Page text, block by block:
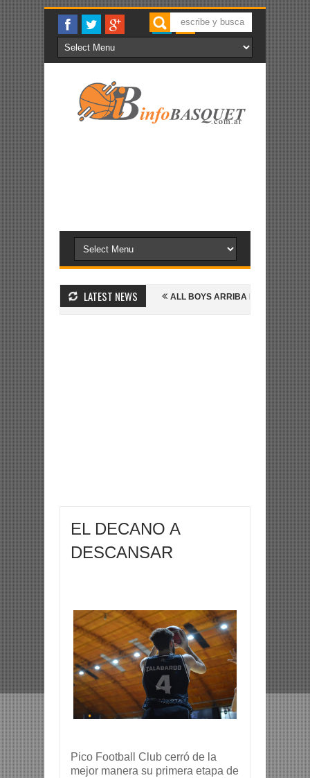
LATEST NEWS
ALL BOYS GANA Y SIGUE ALL BOYS ARRIBA EN EL PRIMERO
EL DECANO A
DESCANSAR
Pico Football Club cerró de la
mejor manera su primera etapa de